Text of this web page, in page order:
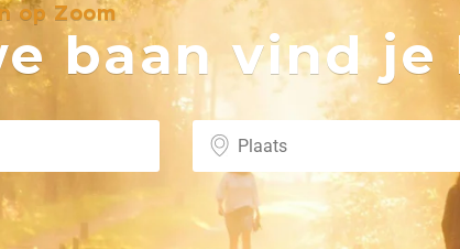
op Zoom
baan vind je